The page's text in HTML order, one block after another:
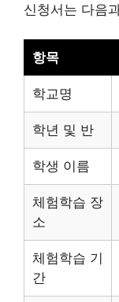
신청서는 다음
항목
학교명
학년 및 반
학생 이름
체험학습 장
소
체험학습 기
간